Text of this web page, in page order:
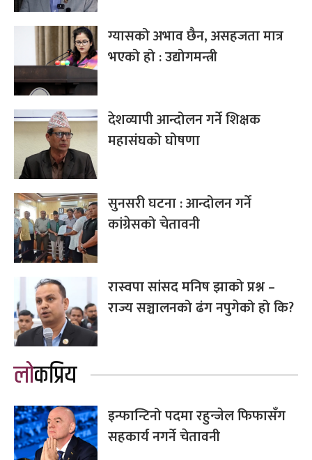
ग्यासको अभाव छैन, असहजता मात्र
भएको हो : उद्योगमन्त्री
देशव्यापी आन्दोलन गर्ने शिक्षक
महासंघको घोषणा
सुनसरी घटना : आन्दोलन गर्ने
कांग्रेसको चेतावनी
रास्वपा सांसद मनिष झाको प्रश्न –
राज्य सञ्चालनको ढंग नपुगेको हो कि?
लोकप्रिय
इन्फान्टिनो पदमा रहुन्जेल फिफासँग
सहकार्य नगर्ने चेतावनी